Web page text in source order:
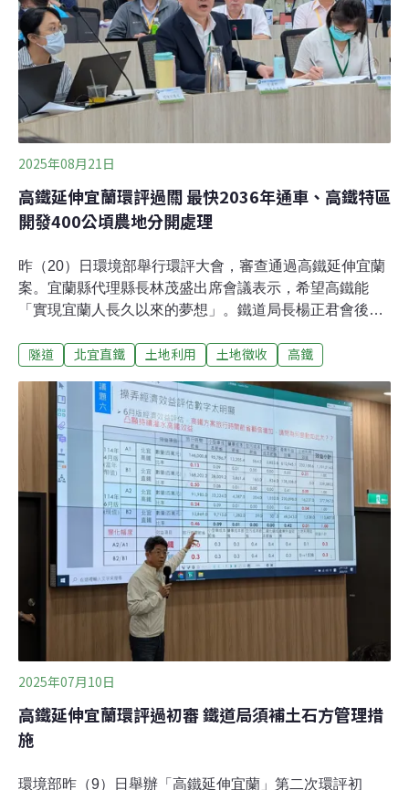
道局表示，考量經過後勁溪路廊及石化廠區有公安疑慮，
因此決定採高雄市區方案。
2025年08月21日
高鐵延伸宜蘭環評過關 最快2036年通車、高鐵特區
開發400公頃農地分開處理
昨（20）日環境部舉行環評大會，審查通過高鐵延伸宜蘭
案。宜蘭縣代理縣長林茂盛出席會議表示，希望高鐵能
「實現宜蘭人長久以來的夢想」。鐵道局長楊正君會後接
核定，從核定起算，最快11年後可通車。搭配高鐵建設，
衝擊，鐵道局則表示，兩案已確定為分開獨立的案件，高
鐵特區日後將辦理都市計畫及政策環評。宜蘭高鐵特區將
變更420公頃農地 環委憂衝擊高鐵延伸宜蘭路線全長60.6
公里，從南港出發後經汐止、平溪、雙溪、貢寮，避開翡
翠水庫集水區後進入頭城，並設站於宜蘭縣府東南側。案
件由交通部2020年提出，歷經2023年二階環評範疇界定，
今（2025）年7月通過初審，昨日進入環境部第37次環評
大會審查。此案以外的開發，卻引發極大爭議。配合高鐵
設站，宜蘭縣府表示正在籌備「新訂高速鐵路宜蘭車站特
定區」都市計畫審查及政策
隧道 北宜直鐵 土地利用 土地徵收 高鐵
2025年07月10日
高鐵延伸宜蘭環評過初審 鐵道局須補土石方管理措
施
環境部昨（9）日舉辦「高鐵延伸宜蘭」第二次環評初